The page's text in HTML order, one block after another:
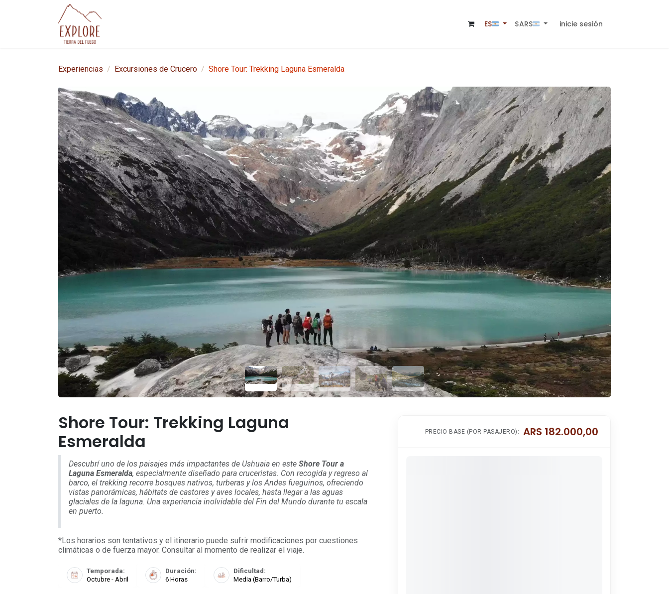
ES🇦🇷 $ARS🇦🇷 inicie sesión
Experiencias Excursiones de Crucero Shore Tour: Trekking Laguna Esmeralda
Shore Tour: Trekking Laguna
Esmeralda
Descubrí uno de los paisajes más impactantes de Ushuaia en este Shore Tour a
Laguna Esmeralda, especialmente diseñado para cruceristas. Con recogida y regreso al
barco, el trekking recorre bosques nativos, turberas y los Andes fueguinos, ofreciendo
vistas panorámicas, hábitats de castores y aves locales, hasta llegar a las aguas
glaciales de la laguna. Una experiencia inolvidable del Fin del Mundo durante tu escala
en puerto.
*Los horarios son tentativos y el itinerario puede sufrir modificaciones por cuestiones
climáticas o de fuerza mayor. Consultar al momento de realizar el viaje.
Temporada:
Octubre - Abril
Duración:
6 Horas
Dificultad:
Media (Barro/Turba)
PRECIO BASE (POR PASAJERO): ARS 182.000,00